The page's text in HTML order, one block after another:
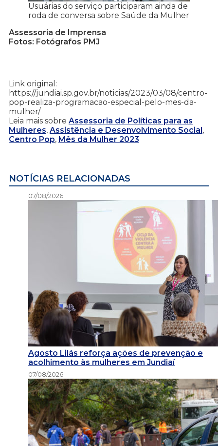
Usuárias do serviço participaram ainda de
roda de conversa sobre Saúde da Mulher
Assessoria de Imprensa
Fotos: Fotógrafos PMJ
Link original:
https://jundiai.sp.gov.br/noticias/2023/03/08/centro-
pop-realiza-programacao-especial-pelo-mes-da-
mulher/
Leia mais sobre Assessoria de Políticas para as
Mulheres, Assistência e Desenvolvimento Social,
Centro Pop, Mês da Mulher 2023
NOTÍCIAS RELACIONADAS
07/08/2026
Agosto Lilás reforça ações de prevenção e
acolhimento às mulheres em Jundiaí
07/08/2026